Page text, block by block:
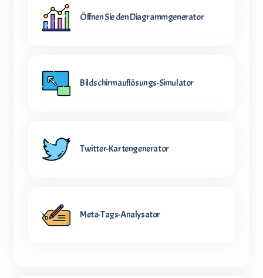
Öffnen Sie den Diagrammgenerator
Bildschirmauflösungs-Simulator
Twitter-Kartengenerator
Meta-Tags-Analysator